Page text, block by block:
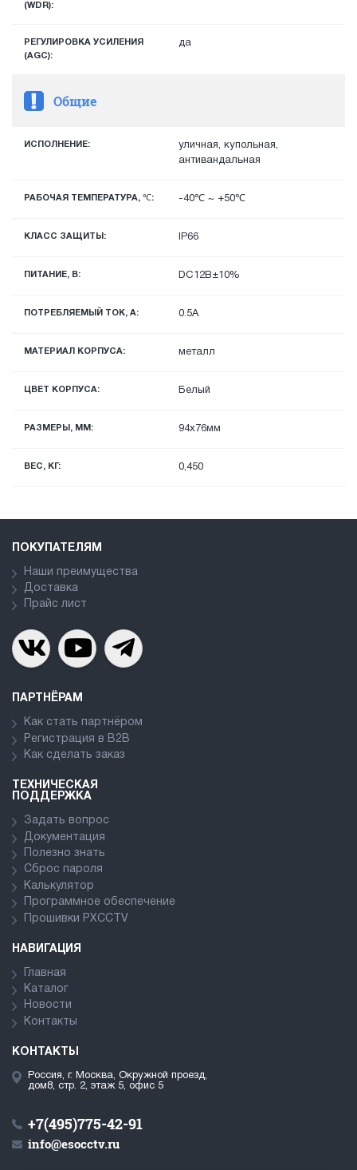
(WDR):
РЕГУЛИРОВКА УСИЛЕНИЯ
(AGC):
да
Общие
ИСПОЛНЕНИЕ:
уличная, купольная,
антивандальная
РАБОЧАЯ ТЕМПЕРАТУРА, ℃: -40℃ ~ +50℃
КЛАСС ЗАЩИТЫ: IP66
ПИТАНИЕ, В: DC12В±10%
ПОТРЕБЛЯЕМЫЙ ТОК, А: 0.5А
МАТЕРИАЛ КОРПУСА: металл
ЦВЕТ КОРПУСА: Белый
РАЗМЕРЫ, ММ: 94х76мм
ВЕС, КГ: 0,450
ПОКУПАТЕЛЯМ
Наши преимущества
Доставка
Прайс лист
ПАРТНЁРАМ
Как стать партнёром
Регистрация в В2В
Как сделать заказ
ТЕХНИЧЕСКАЯ
ПОДДЕРЖКА
Задать вопрос
Документация
Полезно знать
Сброс пароля
Калькулятор
Программное обеспечение
Прошивки PXCCTV
НАВИГАЦИЯ
Главная
Каталог
Новости
Контакты
КОНТАКТЫ
Россия, г. Москва, Окружной проезд,
дом8, стр. 2, этаж 5, офис 5
+7(495)775-42-91
info@esocctv.ru